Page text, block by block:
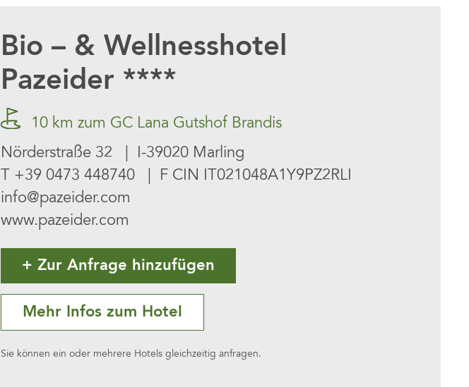
Bio – & Wellnesshotel
Pazeider ****
10 km zum GC Lana Gutshof Brandis
Nörderstraße 32 | I-39020 Marling
T +39 0473 448740| F CIN IT021048A1Y9PZ2RLI
info@pazeider.com
www.pazeider.com
Zur Anfrage hinzufügen
Mehr Infos zum Hotel
Sie können ein oder mehrere Hotels gleichzeitig anfragen.